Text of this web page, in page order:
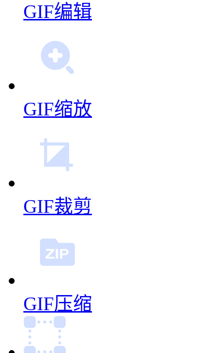
GIF编辑
GIF缩放
GIF裁剪
GIF压缩